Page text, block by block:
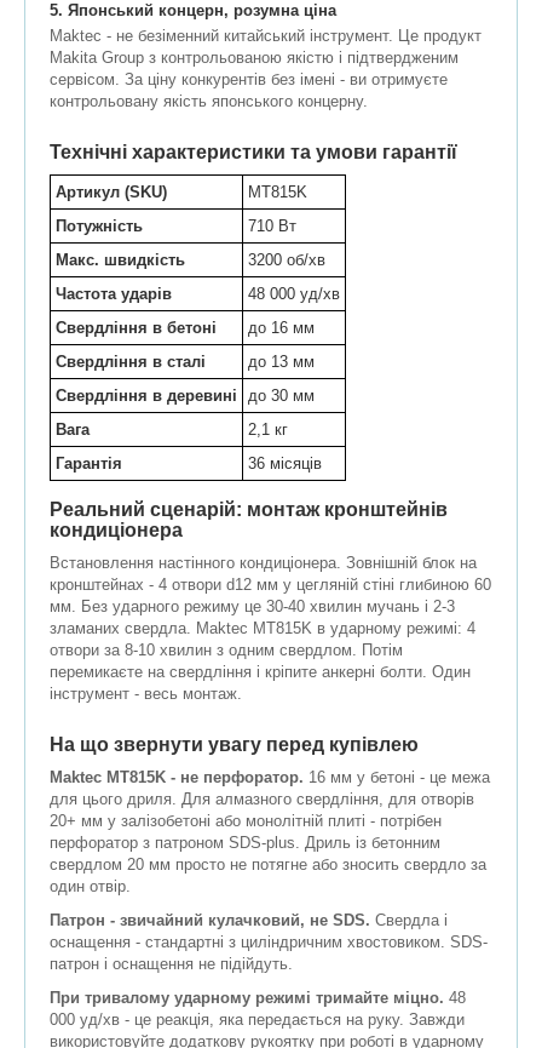
5. Японський концерн, розумна ціна
Maktec - не безіменний китайський інструмент. Це продукт
Makita Group з контрольованою якістю і підтвердженим
сервісом. За ціну конкурентів без імені - ви отримуєте
контрольовану якість японського концерну.
Технічні характеристики та умови гарантії
Артикул (SKU)
MT815K
Потужність
710 Вт
Макс. швидкість
3200 об/хв
Частота ударів
48 000 уд/хв
Свердління в бетоні
до 16 мм
Свердління в сталі
до 13 мм
Свердління в деревині
до 30 мм
Вага
2,1 кг
Гарантія
36 місяців
Реальний сценарій: монтаж кронштейнів
кондиціонера
Встановлення настінного кондиціонера. Зовнішній блок на
кронштейнах - 4 отвори d12 мм у цегляній стіні глибиною 60
мм. Без ударного режиму це 30-40 хвилин мучань і 2-3
зламаних свердла. Maktec MT815K в ударному режимі: 4
отвори за 8-10 хвилин з одним свердлом. Потім
перемикаєте на свердління і кріпите анкерні болти. Один
інструмент - весь монтаж.
На що звернути увагу перед купівлею
Maktec MT815K - не перфоратор. 16 мм у бетоні - це межа
для цього дриля. Для алмазного свердління, для отворів
20+ мм у залізобетоні або монолітній плиті - потрібен
перфоратор з патроном SDS-plus. Дриль із бетонним
свердлом 20 мм просто не потягне або зносить свердло за
один отвір.
Патрон - звичайний кулачковий, не SDS. Свердла і
оснащення - стандартні з циліндричним хвостовиком. SDS-
патрон і оснащення не підійдуть.
При тривалому ударному режимі тримайте міцно. 48
000 уд/хв - це реакція, яка передається на руку. Завжди
використовуйте додаткову рукоятку при роботі в ударному